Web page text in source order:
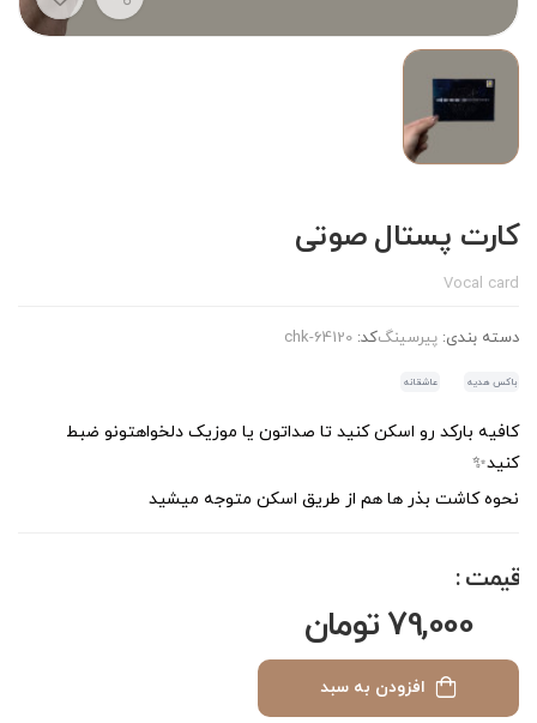
کارت پستال صوتی
Vocal card
دسته بندی: پیرسینگکد: chk-64120
باکس هدیه عاشقانه
کافیه بارکد رو اسکن کنید تا صداتون یا موزیک دلخواهتونو ضبط
کنید✨
نحوه کاشت بذر ها هم از طریق اسکن متوجه میشید
79,000 تومان
قیمت :
افزودن به سبد